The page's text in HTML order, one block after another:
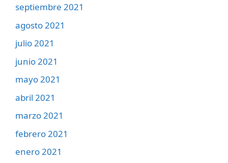
septiembre 2021
agosto 2021
julio 2021
junio 2021
mayo 2021
abril 2021
marzo 2021
febrero 2021
enero 2021